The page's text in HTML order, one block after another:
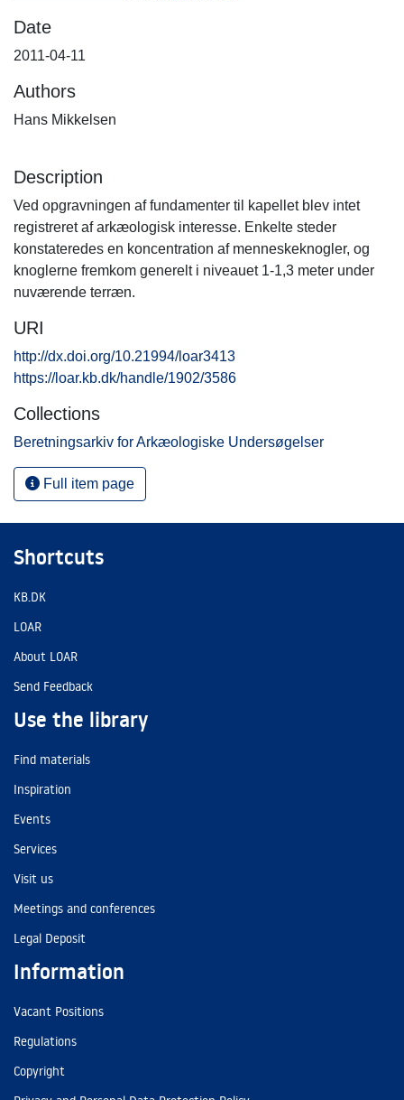
Date
2011-04-11
Authors
Hans Mikkelsen
Description
Ved opgravningen af fundamenter til kapellet blev intet
registreret af arkæologisk interesse. Enkelte steder
konstateredes en koncentration af menneskeknogler, og
knoglerne fremkom generelt i niveauet 1-1,3 meter under
nuværende terræn.
URI
http://dx.doi.org/10.21994/loar3413
https://loar.kb.dk/handle/1902/3586
Collections
Beretningsarkiv for Arkæologiske Undersøgelser
Full item page
Shortcuts
KB.DK
LOAR
About LOAR
Send Feedback
Use the library
Find materials
Inspiration
Events
Services
Visit us
Meetings and conferences
Legal Deposit
Information
Vacant Positions
Regulations
Copyright